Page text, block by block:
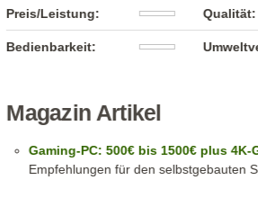
Preis/Leistung: Qualität:
Bedienbarkeit:
Magazin Artikel
Gaming-PC: 500€ bis 1500€ plus 4K-
Empfehlungen für den selbstgebauten